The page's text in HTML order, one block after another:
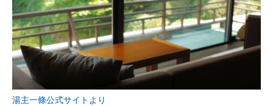
湯主一條公式サイトより